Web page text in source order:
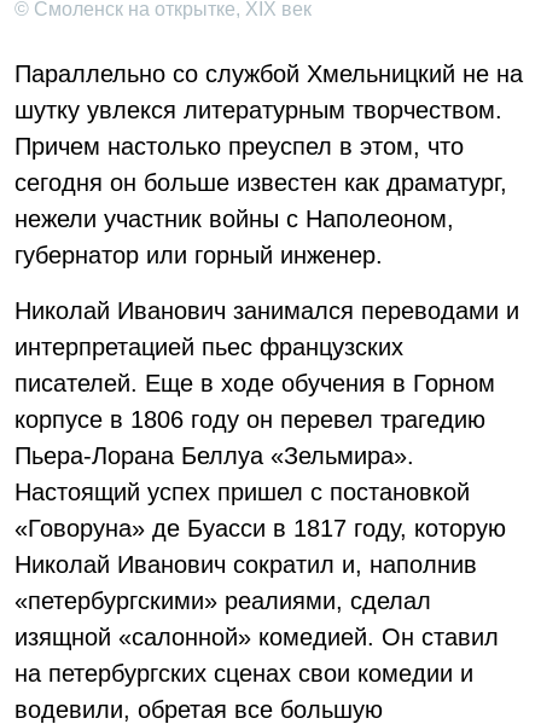
© Смоленск на открытке, XIX век
Параллельно со службой Хмельницкий не на
шутку увлекся литературным творчеством.
Причем настолько преуспел в этом, что
сегодня он больше известен как драматург,
нежели участник войны с Наполеоном,
губернатор или горный инженер.
Николай Иванович занимался переводами и
интерпретацией пьес французских
писателей. Еще в ходе обучения в Горном
корпусе в 1806 году он перевел трагедию
Пьера-Лорана Беллуа «Зельмира».
Настоящий успех пришел с постановкой
«Говоруна» де Буасси в 1817 году, которую
Николай Иванович сократил и, наполнив
«петербургскими» реалиями, сделал
изящной «салонной» комедией. Он ставил
на петербургских сценах свои комедии и
водевили, обретая все большую